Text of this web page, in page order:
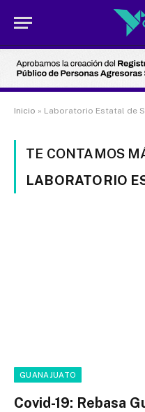
Inicio » Laboratorio Estatal de
TE CONTAMOS
LABORATORIO
GUANAJUATO
Covid-19: Rebasa